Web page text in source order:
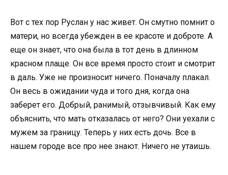
Вот с тех пор Руслан у нас живет. Он смутно помнит о
матери, но всегда убежден в ее красоте и доброте. А
еще он знает, что она была в тот день в длинном
красном плаще. Он все время просто стоит и смотрит
в даль. Уже не произносит ничего. Поначалу плакал.
Он весь в ожидании чуда и того дня, когда она
заберет его. Добрый, ранимый, отзывчивый. Как ему
объяснить, что мать отказалась от него? Они уехали с
мужем за границу. Теперь у них есть дочь. Все в
нашем городе все про нее знают. Ничего не утаишь.